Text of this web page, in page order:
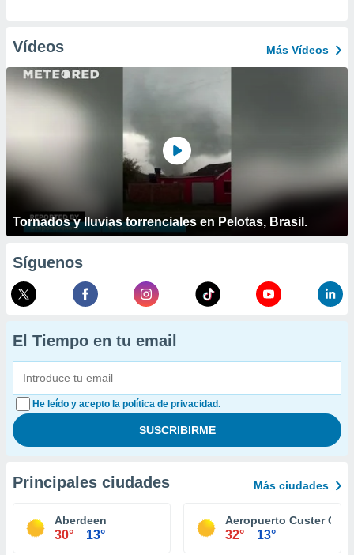
Vídeos Más Vídeos
Tornados y lluvias torrenciales en Pelotas, Brasil.
Síguenos
El Tiempo en tu email
He leído y acepto la política de privacidad.
Principales ciudades Más ciudades
Aberdeen
30° 13°
Aeropuerto Custer
32° 13°